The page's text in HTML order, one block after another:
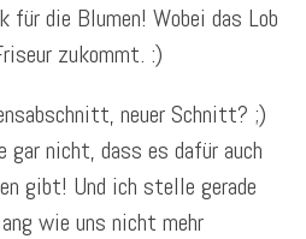
für die Blumen! Wobei das Lob
zukommt. :)
neuer Schnitt? ;)
gar nicht, dass es dafür auch
gibt! Und ich stelle gerade
wie uns nicht mehr